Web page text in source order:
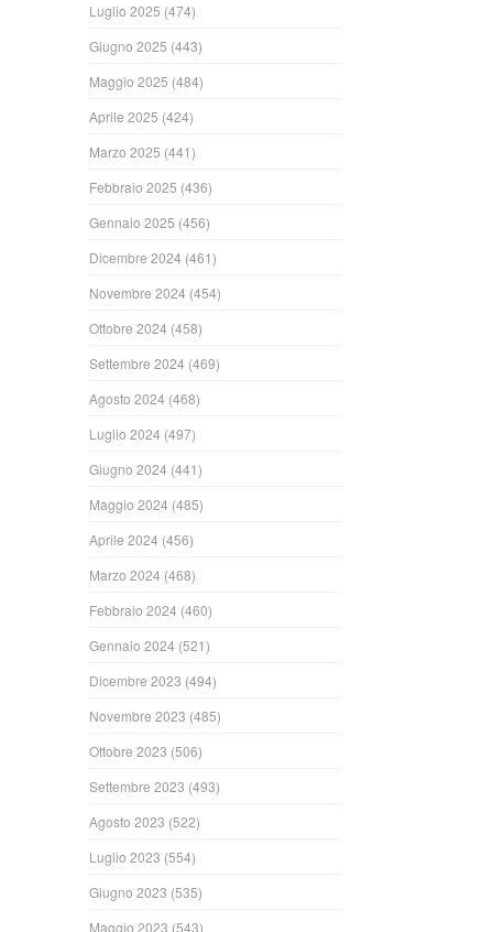
Luglio 2025 (474)
Giugno 2025 (443)
Maggio 2025 (484)
Aprile 2025 (424)
Marzo 2025 (441)
Febbraio 2025 (436)
Gennaio 2025 (456)
Dicembre 2024 (461)
Novembre 2024 (454)
Ottobre 2024 (458)
Settembre 2024 (469)
Agosto 2024 (468)
Luglio 2024 (497)
Giugno 2024 (441)
Maggio 2024 (485)
Aprile 2024 (456)
Marzo 2024 (468)
Febbraio 2024 (460)
Gennaio 2024 (521)
Dicembre 2023 (494)
Novembre 2023 (485)
Ottobre 2023 (506)
Settembre 2023 (493)
Agosto 2023 (522)
Luglio 2023 (554)
Giugno 2023 (535)
Maggio 2023 (543)